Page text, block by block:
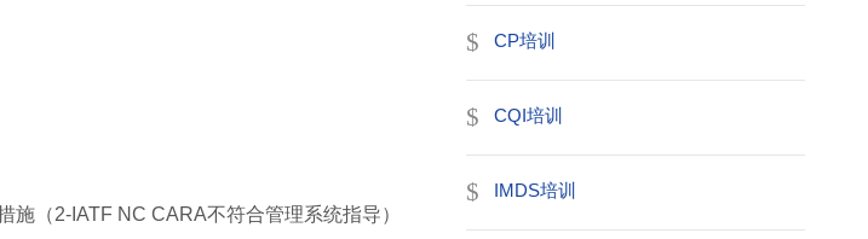
施（2-IATF NC CARA不符合管理系统指导）
CP培训
CQI培训
IMDS培训